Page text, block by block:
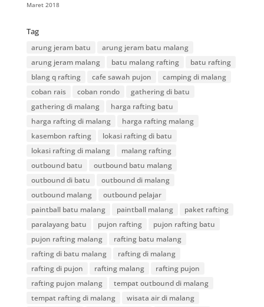
Maret 2018
Tag
arung jeram batu
arung jeram batu malang
arung jeram malang
batu malang rafting
batu rafting
blang q rafting
cafe sawah pujon
camping di malang
coban rais
coban rondo
gathering di batu
gathering di malang
harga rafting batu
harga rafting di malang
harga rafting malang
kasembon rafting
lokasi rafting di batu
lokasi rafting di malang
malang rafting
outbound batu
outbound batu malang
outbound di batu
outbound di malang
outbound malang
outbound pelajar
paintball batu malang
paintball malang
paket rafting
paralayang batu
pujon rafting
pujon rafting batu
pujon rafting malang
rafting batu malang
rafting di batu malang
rafting di malang
rafting di pujon
rafting malang
rafting pujon
rafting pujon malang
tempat outbound di malang
tempat rafting di malang
wisata air di malang